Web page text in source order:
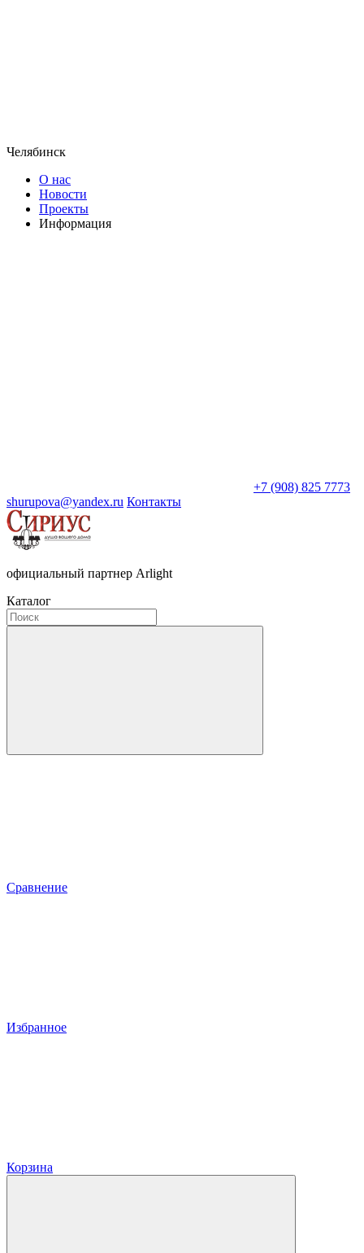
Челябинск
О нас
Новости
Проекты
Информация
+7 (908) 825 7773
shurupova@yandex.ru Контакты
официальный партнер Arlight
Каталог
Сравнение
Избранное
Корзина